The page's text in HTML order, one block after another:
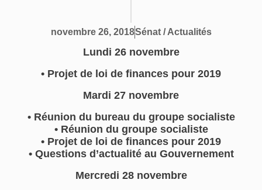
novembre 26, 2018Sénat / Actualités
Lundi 26 novembre
• Projet de loi de finances pour 2019
Mardi 27 novembre
• Réunion du bureau du groupe socialiste
• Réunion du groupe socialiste
• Projet de loi de finances pour 2019
• Questions d’actualité au Gouvernement
Mercredi 28 novembre